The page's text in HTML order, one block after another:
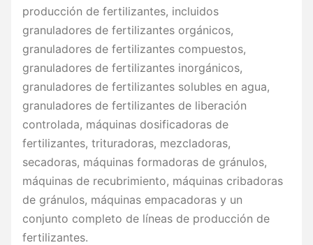
producción de fertilizantes, incluidos
granuladores de fertilizantes orgánicos,
granuladores de fertilizantes compuestos,
granuladores de fertilizantes inorgánicos,
granuladores de fertilizantes solubles en agua,
granuladores de fertilizantes de liberación
controlada, máquinas dosificadoras de
fertilizantes, trituradoras, mezcladoras,
secadoras, máquinas formadoras de gránulos,
máquinas de recubrimiento, máquinas cribadoras
de gránulos, máquinas empacadoras y un
conjunto completo de líneas de producción de
fertilizantes.